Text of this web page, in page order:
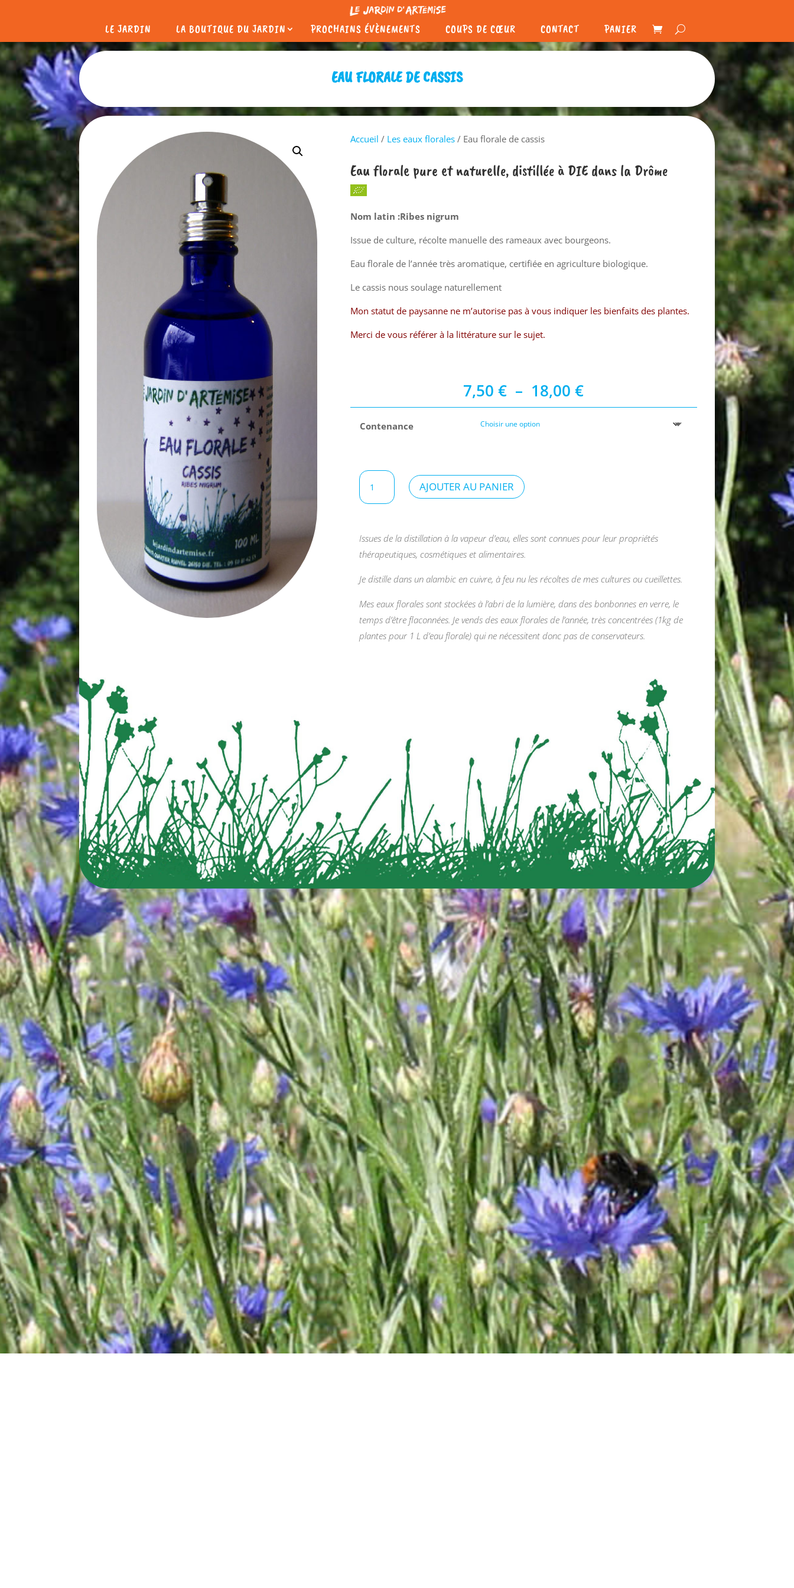
LE JARDIN LA BOUTIQUE DU JARDIN PROCHAINS ÉVÈNEMENTS COUPS DE CŒUR CONTACT PANIER
EAU FLORALE DE CASSIS
Accueil / Les eaux florales/ Eau florale de cassis
Eau florale pure et naturelle, distillée à DIE dans la Drôme
Nom latin :Ribes nigrum
Issue de culture, récolte manuelle des rameaux avec bourgeons.
Eau florale de l’année très aromatique, certifiée en agriculture biologique.
Le cassis nous soulage naturellement
Mon statut de paysanne ne m’autorise pas à vous indiquer les bienfaits des plantes.
Merci de vous référer à la littérature sur le sujet.
7,50€ – 18,00€Plage
de
Contenance
quantité
Eau
de
cassis
AJOUTER AU PANIER
Issues de la distillation à la vapeur d’eau, elles sont connues pour leur propriétés
thérapeutiques, cosmétiques et alimentaires.
Je distille dans un alambic en cuivre, à feu nu les récoltes de mes cultures ou cueillettes.
Mes eaux florales sont stockées à l’abri de la lumière, dans des bonbonnes en verre, le
temps d’être flaconnées. Je vends des eaux florales de l’année, très concentrées (1kg de
plantes pour 1 L d’eau florale) qui ne nécessitent donc pas de conservateurs.